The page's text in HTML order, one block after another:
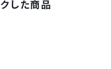
した商品